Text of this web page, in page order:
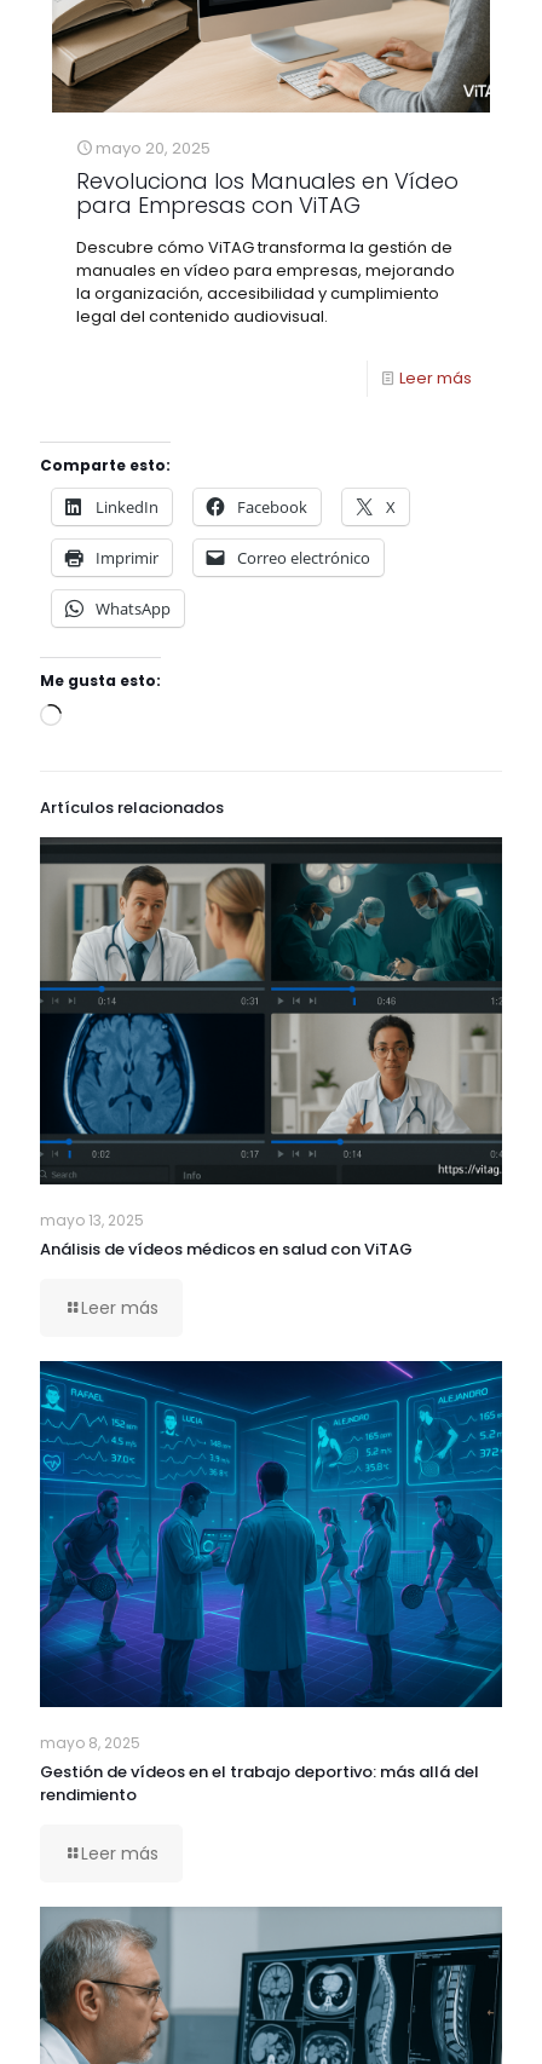
mayo 20, 2025
Revoluciona los Manuales en Vídeo
para Empresas con ViTAG
Descubre cómo ViTAG transforma la gestión de
manuales en vídeo para empresas, mejorando
la organización, accesibilidad y cumplimiento
legal del contenido audiovisual.
Leer más
Comparte esto:
LinkedIn Facebook X
Imprimir Correo electrónico
WhatsApp
Me gusta esto:
Artículos relacionados
mayo 13, 2025
Análisis de vídeos médicos en salud con ViTAG
Leer más
mayo 8, 2025
Gestión de vídeos en el trabajo deportivo: más allá del
rendimiento
Leer más